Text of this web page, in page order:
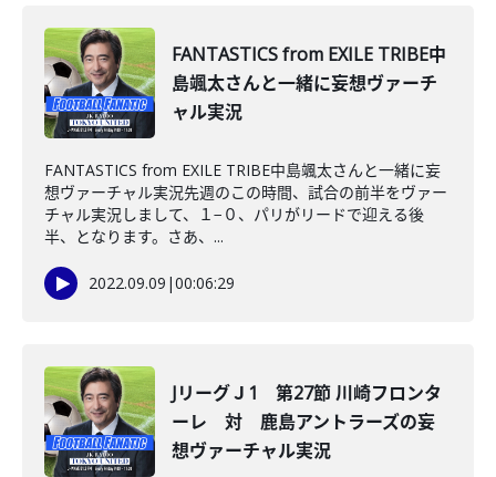
FANTASTICS from EXILE TRIBE中
島颯太さんと一緒に妄想ヴァーチ
ャル実況
FANTASTICS from EXILE TRIBE中島颯太さんと一緒に妄
想ヴァーチャル実況先週のこの時間、試合の前半をヴァー
チャル実況しまして、１−０、パリがリードで迎える後
半、となります。さあ、...
2022.09.09 |00:06:29
JリーグＪ1 第27節 川崎フロンタ
ーレ 対 鹿島アントラーズの妄
想ヴァーチャル実況